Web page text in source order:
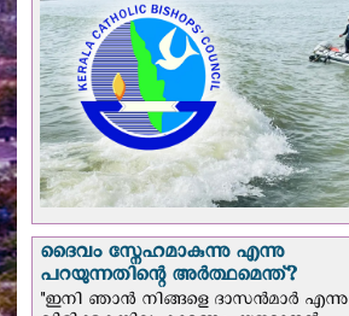
ദൈവം സ്നേഹമാകുന്നു എന്നു
പറയുന്നതിന്റെ അർത്ഥമെന്ത്?
"ഇനി ഞാന്‍ നിങ്ങളെ ദാസന്‍മാര്‍ എന്നു